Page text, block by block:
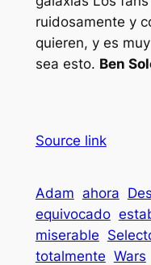
ruidosamente y
quieren, y es
sea esto. Ben
Source link
Adam ahora
equivocado
miserable
totalmente Wars